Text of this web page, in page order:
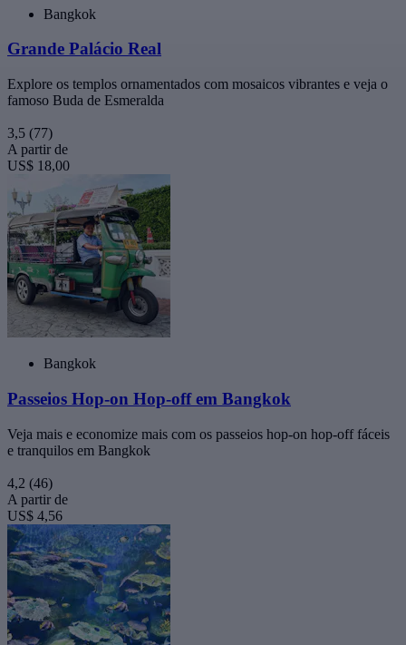
Bangkok
Grande Palácio Real
Explore os templos ornamentados com mosaicos vibrantes e veja o
famoso Buda de Esmeralda
3,5 (77)
A partir de
US$ 18,00
Bangkok
Passeios Hop-on Hop-off em Bangkok
Veja mais e economize mais com os passeios hop-on hop-off fáceis
e tranquilos em Bangkok
4,2 (46)
A partir de
US$ 4,56